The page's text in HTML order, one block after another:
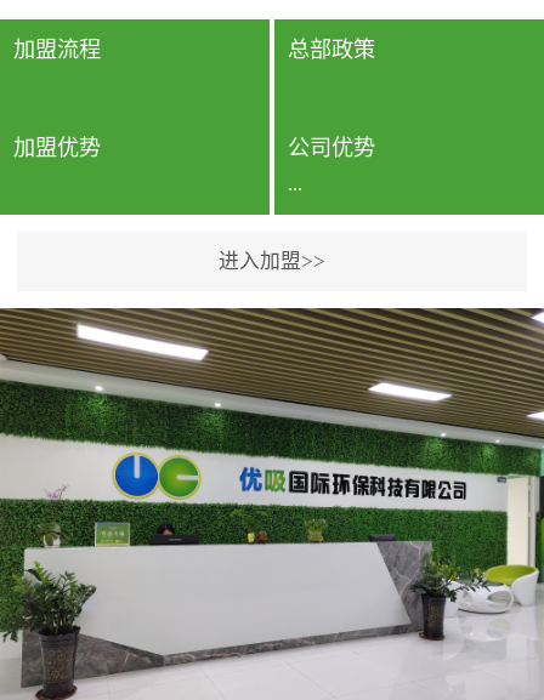
要。因为空间内人流携带
的、空气...
测结果可靠，远胜于其他
检测...
加盟流程 总部政策
加盟优势 公司优势
...
专利保护优势、双甲资质
企业（“室内环境净化治理
甲级施工资质”“室内环境
污染治理资质等级证
书”）、拥有多名高级《环
境工程高级工程师》室内
空气治理资格认证的治理
人员、掌握室内空气净化
治理实用技术和五项专利
技术、八项计算机软件著
作权登记证书等。研发实
进入加盟>>